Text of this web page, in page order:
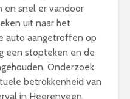
en snel er vandoor
uit naar het
auto aangetroffen op
een stopteken en de
Onderzoek
betrokkenheid van
in Heerenveen.